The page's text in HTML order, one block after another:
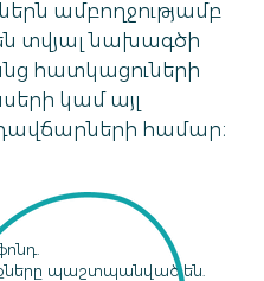
պաշտպանված են.
ամբողջությամբ
տվյալ նախագծի
հատկացուների
կամ այլ
համար։